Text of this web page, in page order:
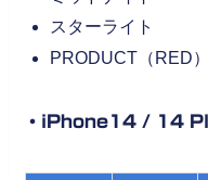
スターライト
PRODUCT（RED
・iPhone14 / 14